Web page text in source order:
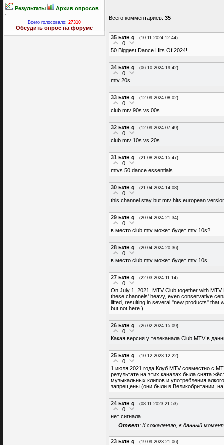
Результаты Архив опросов
Всего голосовало: 27310
Обсудить опрос на форуме
Всего комментариев: 35
35 ылн q (10.11.2024 12:44)
0
50 Biggest Dance Hits Of 2024!
34 ылн q (06.10.2024 19:42)
0
mtv 20s
33 ылн q (12.09.2024 08:02)
0
club mtv 90s vs 00s
32 ылн q (12.09.2024 07:49)
0
club mtv 10s vs 20s
31 ылн q (21.08.2024 15:47)
0
mtvs 50 dance essentials
30 ылн q (21.04.2024 14:08)
0
this channel stay but mtv hits european
29 ылн q (20.04.2024 21:34)
0
в место club mtv может будет mtv 10s?
28 ылн q (20.04.2024 20:36)
0
в место club mtv может будет mtv 10s
27 ылн q (22.03.2024 11:14)
0
On July 1, 2021, MTV Club together with
these channels' heavy, even conservative
lifted, resulting in several "new products" that
but not here )
26 ылн q (26.02.2024 15:09)
0
Какая версия у телеканала Club MTV в
25 ылн q (10.12.2023 12:22)
0
1 июля 2021 года Клуб MTV совместно с
результате на этих каналах была снята
музыкальных клипов и употребления
запрещены (они были в Великобритании,
24 ылн q (08.11.2023 21:53)
0
нет сигнала
Ответ: К сожалению, в данный
23 ылн q (19.09.2023 21:06)